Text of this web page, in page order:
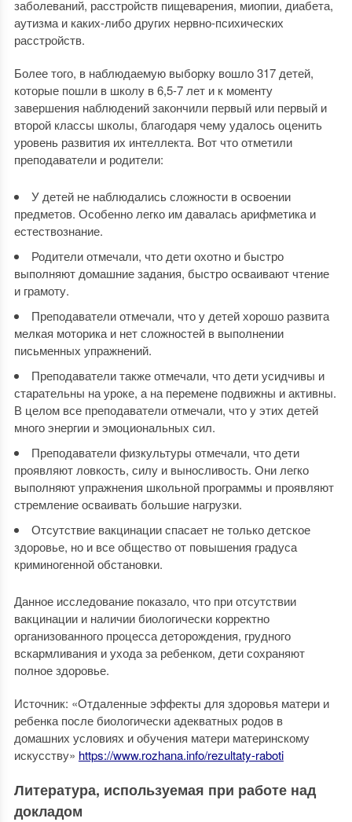
заболеваний, расстройств пищеварения, миопии, диабета,
аутизма и каких-либо других нервно-психических
расстройств.
Более того, в наблюдаемую выборку вошло 317 детей,
которые пошли в школу в 6,5-7 лет и к моменту
завершения наблюдений закончили первый или первый и
второй классы школы, благодаря чему удалось оценить
уровень развития их интеллекта. Вот что отметили
преподаватели и родители:
У детей не наблюдались сложности в освоении
предметов. Особенно легко им давалась арифметика и
естествознание.
Родители отмечали, что дети охотно и быстро
выполняют домашние задания, быстро осваивают чтение
и грамоту.
Преподаватели отмечали, что у детей хорошо развита
мелкая моторика и нет сложностей в выполнении
письменных упражнений.
Преподаватели также отмечали, что дети усидчивы и
старательны на уроке, а на перемене подвижны и активны.
В целом все преподаватели отмечали, что у этих детей
много энергии и эмоциональных сил.
Преподаватели физкультуры отмечали, что дети
проявляют ловкость, силу и выносливость. Они легко
выполняют упражнения школьной программы и проявляют
стремление осваивать большие нагрузки.
Отсутствие вакцинации спасает не только детское
здоровье, но и все общество от повышения градуса
криминогенной обстановки.
Данное исследование показало, что при отсутствии
вакцинации и наличии биологически корректно
организованного процесса деторождения, грудного
вскармливания и ухода за ребенком, дети сохраняют
полное здоровье.
Источник: «Отдаленные эффекты для здоровья матери и
ребенка после биологически адекватных родов в
домашних условиях и обучения матери материнскому
искусству» https://www.rozhana.info/rezultaty-raboti
Литература, используемая при работе над
докладом